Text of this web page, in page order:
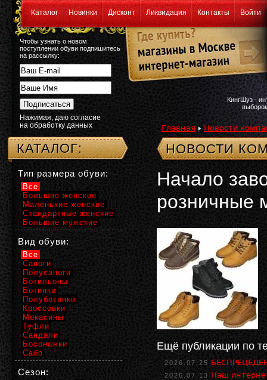
Каталог Новинки Дисконт Ликвидация Контакты Войти
Чтобы узнать о новом
поступлении обуви подпишитесь
на рассылку:
Нажимая, даю согласие
на обработку данных
КингШуз -
Главная Новости
НОВОСТИ
Начало
розничные
Ещё публикации по
2026.07.25
2026.07.13 Наш
КАТАЛОГ:
Тип размера обуви:
Все
Большие женские
Маленькие женские
Стандартные женские
Большие мужские
Вид обуви:
Все
Сапоги
Полусапоги
Ботильоны
Ботинки
Полуботинки
Кроссовки
Мокасины
Туфли
Сандали
Босоножки
Сабо
Сезон: